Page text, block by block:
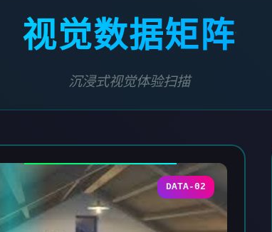
视觉数据矩阵
沉浸式视觉体验扫描
DATA-02